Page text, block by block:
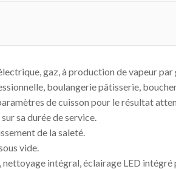
gaz, à production de vapeur
boulangerie pâtisserie,
de cuisson pour le résultat
sa durée de service.
de la saleté.
vide.
intégral, éclairage LED intégré